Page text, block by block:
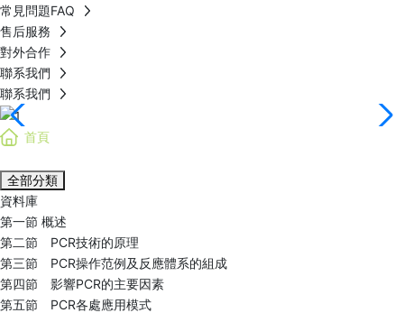
常見問題FAQ
售后服務
對外合作
聯系我們
聯系我們
首頁
全部分類
資料庫
第一節 概述
第二節 PCR技術的原理
第三節 PCR操作范例及反應體系的組成
第四節 影響PCR的主要因素
第五節 PCR各處應用模式